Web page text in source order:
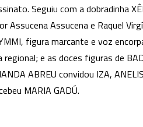
Seguiu com a dobradinha
Assucena e Raquel
figura marcante e voz
e as doces figuras de
ABREU convidou IZA,
MARIA GADÚ.